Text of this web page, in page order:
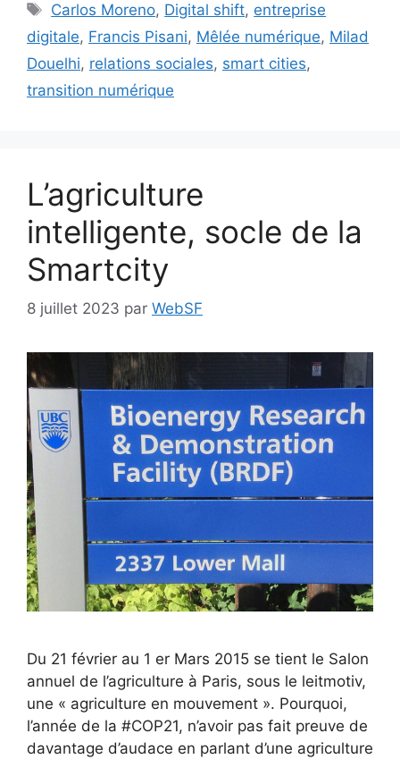
Étiquettes
Carlos Moreno, Digital shift, entreprise
digitale, Francis Pisani, Mêlée numérique, Milad
Douelhi, relations sociales, smart cities,
transition numérique
L’agriculture
intelligente, socle de la
Smartcity
8 juillet 2023 par WebSF
Du 21 février au 1 er Mars 2015 se tient le Salon
annuel de l’agriculture à Paris, sous le leitmotiv,
une « agriculture en mouvement ». Pourquoi,
l’année de la #COP21, n’avoir pas fait preuve de
davantage d’audace en parlant d’une agriculture